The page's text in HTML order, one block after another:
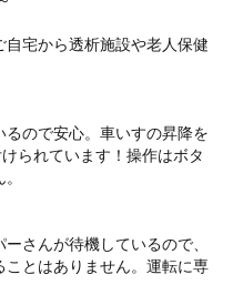
宅から透析施設や老人保健
ので安心。車いすの昇降を
られています！操作はボタ
さんが待機しているので、
ことはありません。運転に専